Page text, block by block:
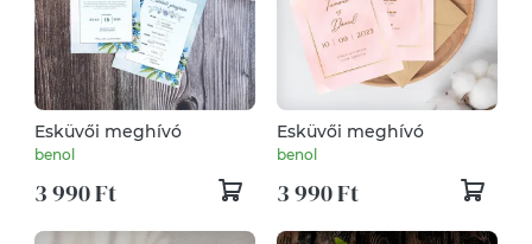
Esküvői meghívó
benol
3 990 Ft
Esküvői meghívó
benol
3 990 Ft